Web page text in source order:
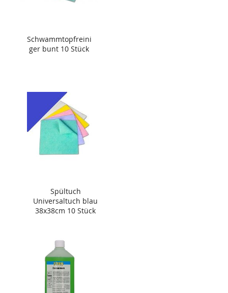
Schwammtopfreini
ger bunt 10 Stück
Spültuch
Universaltuch blau
38x38cm 10 Stück